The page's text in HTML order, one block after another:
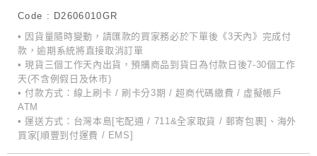
Code : D2606010GR
• 因貨量隨時變動，請匯款的買家務必於下單後《3天內》完成付
款，逾期系統將直接取消訂單
• 現貨三個工作天內出貨，預購商品到貨日為付款日後7-30個工作
天(不含例假日及休市)
• 付款方式：線上刷卡 / 刷卡分3期 / 超商代碼繳費 / 虛擬帳戶
ATM
• 運送方式：台灣本島[宅配通 / 711&全家取貨 / 郵寄包裹]、海外
買家[順豐到付運費 / EMS]